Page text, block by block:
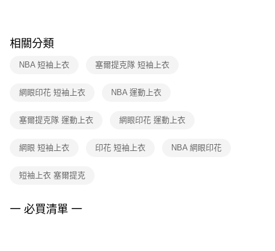
※ 交易是否成功請以「AFTEE先享後付 」之結帳頁面顯示為準，若有關於
是否繳費成功／繳費後需取消欲退款等相關疑問，請聯繫「AFTEE先享後付
客戶支援中心」https://netprotections.freshdesk.com/support/home
１．透過由恩沛科技股份有限公司提供之「AFTEE先享後付」服務完成之交
權轉讓予恩沛科技股份有限公司。
３．未成年的使用者請事先徵得法定代理人或監護人之同意方可使用
任。
請求用戶進行身份認證。
５．嚴禁一人註冊多個帳號或使用他人資訊註冊。若發現惡意使用之情形，
相關分類
NBA 短袖上衣 塞爾提克隊 短袖上衣
網眼印花 短袖上衣 NBA 運動上衣
塞爾提克隊 運動上衣 網眼印花 運動上衣
網眼 短袖上衣 印花 短袖上衣 NBA 網眼印花
短袖上衣 塞爾提克
一 必買清單 一